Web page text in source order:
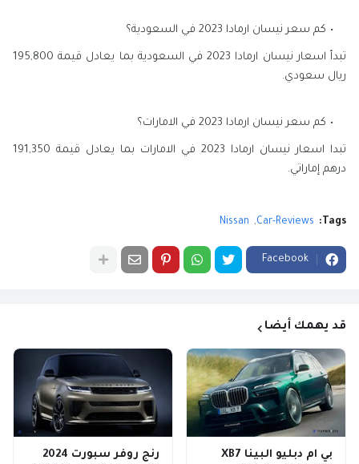
كم سعر نيسان ارمادا 2023 في السعودية؟
تبدأ اسعار نيسان ارمادا 2023 في السعودية بما يعادل قيمة 195,800
ريال سعودي.
كم سعر نيسان ارمادا 2023 في الامارات؟
تبدا اسعار نيسان ارمادا 2023 في الامارات بما يعادل قيمة 191,350
درهم إماراتي.
Tags:
Car-Reviews
Nissan
Facebook
قد يهمك أيضا
بي ام دبليو البينا XB7
رنج روفر سبورت 2024